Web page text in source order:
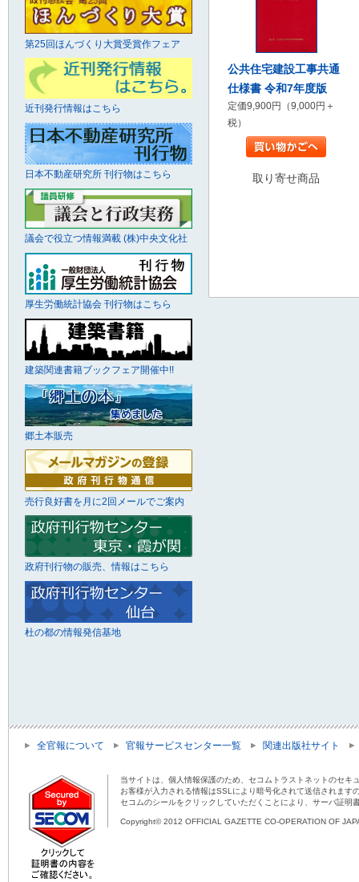
公共住宅建設工事共通
仕様書 令和7年度版
定価9,900円（9,000円＋
税）
取り寄せ商品
第25回ほんづくり大賞受賞作フェア
近刊発行情報はこちら
日本不動産研究所 刊行物はこちら
議会で役立つ情報満載 (株)中央文化社
厚生労働統計協会 刊行物はこちら
建築関連書籍ブックフェア開催中!!
郷土本販売
売行良好書を月に2回メールでご案内
政府刊行物の販売、情報はこちら
杜の都の情報発信基地
全官報について 官報サービスセンター一覧 関連出版社サイト
当サイトは、個人情報保護のため、セコムトラストネットのセキ
お客様が入力される情報はSSLにより暗号化されて送信されま
セコムのシールをクリックしていただくことにより、サーバ証明
Copyright© 2012 OFFICIAL GAZETTE CO-OPERATION OF